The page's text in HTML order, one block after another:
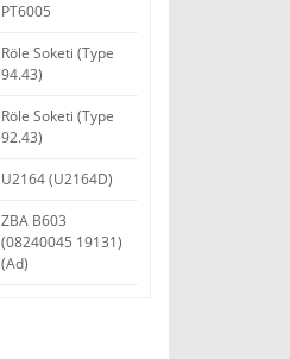
PT6005
Röle Soketi (Type
94.43)
Röle Soketi (Type
92.43)
U2164 (U2164D)
ZBA B603
(08240045 19131)
(Ad)